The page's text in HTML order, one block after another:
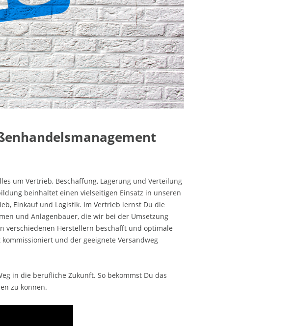
um Vertrieb, Beschaffung, Lagerung und Verteilung
beinhaltet einen vielseitigen Einsatz in unseren
Einkauf und Logistik. Im Vertrieb lernst Du die
und Anlagenbauer, die wir bei der Umsetzung
verschiedenen Herstellern beschafft und optimale
und der geeignete Versandweg
in die berufliche Zukunft. So bekommst Du das
zu können.